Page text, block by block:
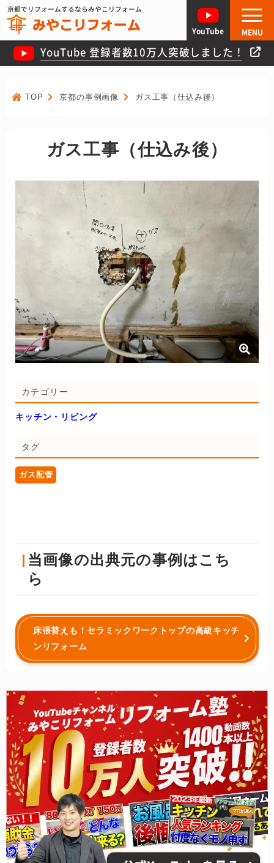
京都でリフォームするならみやこリフォーム
YouTube 登録者数10万人突破しました！
YouTube MENU
TOP 京都の事例画像 ガス工事（仕込み後）
ガス工事（仕込み後）
カテゴリー
キッチン・リビング
タグ
ガス配管
当画像の出典元の事例はこち
ら
床張替えも！セラミックワークトップの高級キッチ
ンリフォーム